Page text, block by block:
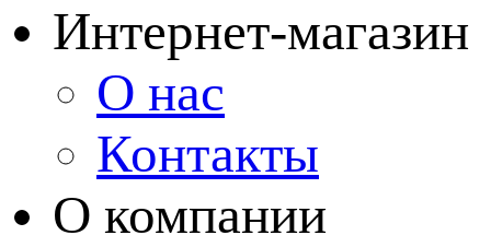
Интернет-магазин
О нас
Контакты
О компании